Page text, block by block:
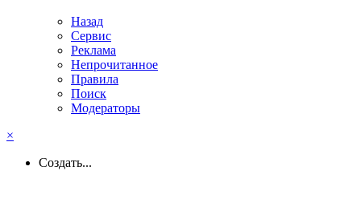
Назад
Сервис
Реклама
Непрочитанное
Правила
Поиск
Модераторы
×
Создать...